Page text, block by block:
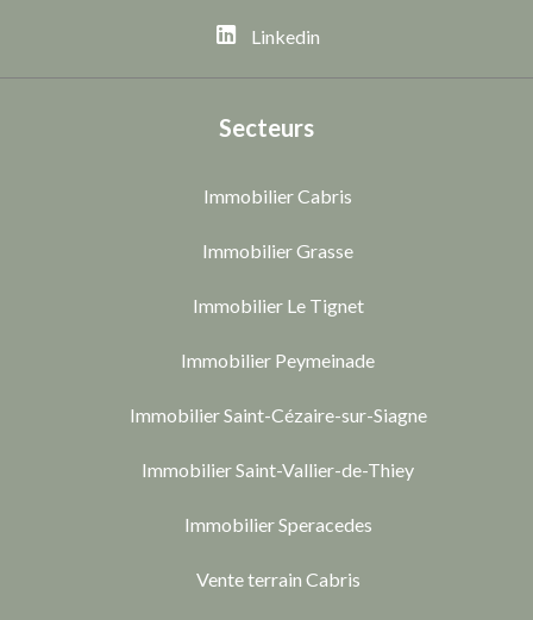
Linkedin
Secteurs
Immobilier Cabris
Immobilier Grasse
Immobilier Le Tignet
Immobilier Peymeinade
Immobilier Saint-Cézaire-sur-Siagne
Immobilier Saint-Vallier-de-Thiey
Immobilier Speracedes
Vente terrain Cabris